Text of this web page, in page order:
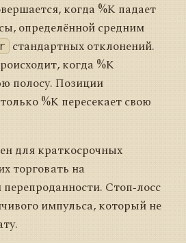
когда %K падает
определённой средним
стандартных отклонений.
когда %K
полосу. Позиции
%K пересекает свою
для краткосрочных
торговать на
Стоп‑лосс
импульса, который не